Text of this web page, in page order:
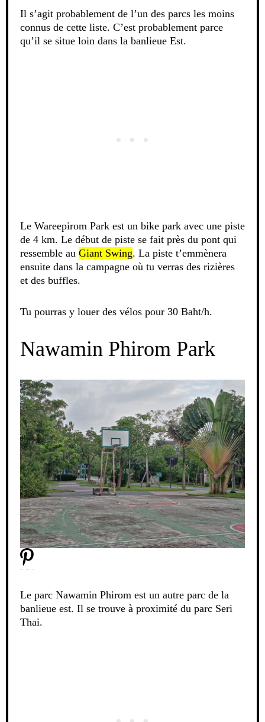
Il s’agit probablement de l’un des parcs les moins
connus de cette liste. C’est probablement parce
qu’il se situe loin dans la banlieue Est.
Le Wareepirom Park est un bike park avec une piste
de 4 km. Le début de piste se fait près du pont qui
ressemble au Giant Swing. La piste t’emmènera
ensuite dans la campagne où tu verras des rizières
et des buffles.
Tu pourras y louer des vélos pour 30 Baht/h.
Nawamin Phirom Park
Le parc Nawamin Phirom est un autre parc de la
banlieue est. Il se trouve à proximité du parc Seri
Thai.